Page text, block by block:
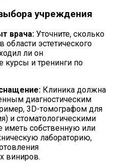
учреждения
врача: Уточните, сколько
области эстетического
ли он
курсы и тренинги по
Клиника должна
диагностическим
3D-томографом для
и стоматологическими
иметь собственную или
лабораторию,
виниров.